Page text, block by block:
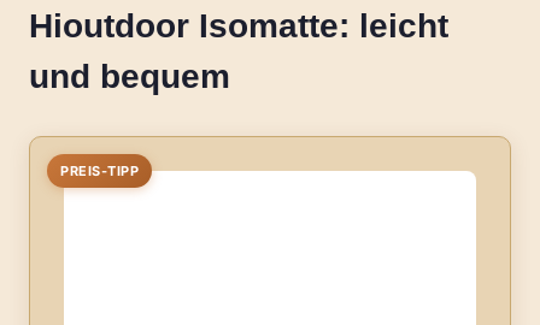
Hioutdoor Isomatte: leicht
und bequem
PREIS-TIPP